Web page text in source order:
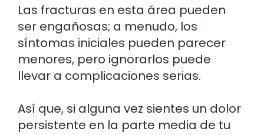
Las fracturas en esta área pueden
ser engañosas; a menudo, los
síntomas iniciales pueden parecer
menores, pero ignorarlos puede
llevar a complicaciones serias.
Así que, si alguna vez sientes un dolor
persistente en la parte media de tu